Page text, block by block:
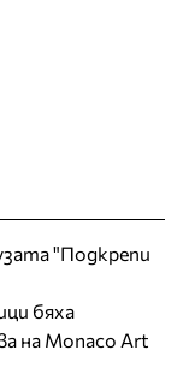
"Подкрепи
бяха
на Monaco Art